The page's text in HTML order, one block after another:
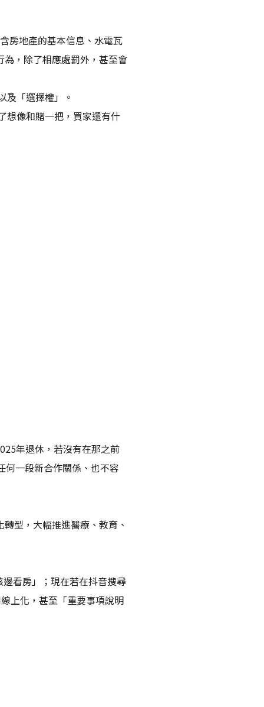
房地產的基本信息、水電瓦
，除了相應處罰外，甚至會
及「選擇權」。
想像和賭一把，買家還有什
年退休，若沒有在那之前
何一段新合作關係、也不容
型，大幅推進醫療、教育、
看房」；現在若在抖音搜尋
上化，甚至「重要事項說明